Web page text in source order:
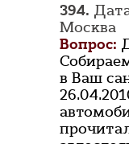
394.
Москва
Вопрос:
в Ваш